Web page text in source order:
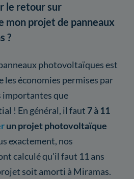
le retour sur
mon projet de panneaux
?
photovoltaïques est
les économies permises par
importantes que
! En général, il faut 7 à 11
un projet photovoltaïque
exactement, nos
calculé qu'il faut 11 ans
soit amorti à Miramas.